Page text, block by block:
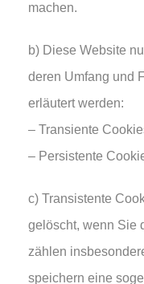
machen.
b) Diese Website
deren Umfang und
erläutert werden:
– Transiente
– Persistente
c) Transistente
gelöscht, wenn Sie
zählen
speichern eine